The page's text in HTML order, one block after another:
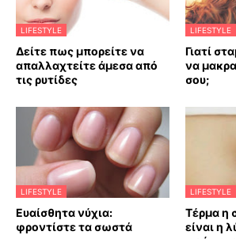
LIFESTYLE
Δείτε πως μπορείτε να
απαλλαχτείτε άμεσα από
τις ρυτίδες
LIFESTYLE
Γιατί
να
σου;
LIFESTYLE
Ευαίσθητα νύχια:
φροντίστε τα σωστά
LIFESTYLE
Τέρμα η
είναι η